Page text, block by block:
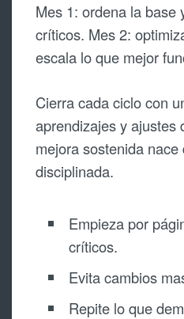
Mes 1: ordena la base
críticos. Mes 2:
escala lo que mejor
Cierra cada ciclo con
aprendizajes y ajustes
mejora sostenida
disciplinada.
Empieza por
críticos.
Evita cambios
Repite lo que